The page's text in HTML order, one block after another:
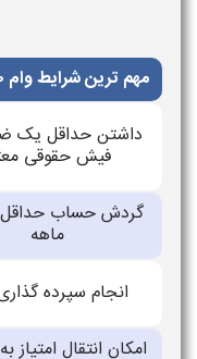
مهم‌ ترین شرایط وام ۳۰۰ میلیونی بانک ملی طرح مهربانی
داشتن حداقل یک
فیش حقوقی
ماهه
انجام سپرده‌
امکان انتقال امتیاز